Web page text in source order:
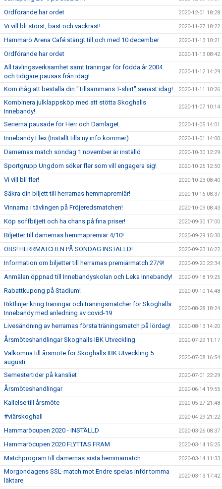
Ordförande har ordet 2020-12-01 18:28
Vi vill bli störst, bäst och vackrast! 2020-11-27 18:22
Hammarö Arena Café stängt till och med 10 december 2020-11-13 10:21
Ordförande har ordet 2020-11-13 08:42
All tävlingsverksamhet samt träningar för födda år 2004
och tidigare pausas från idag!
2020-11-12 14:29
Kom ihåg att beställa din "Tillsammans T-shirt" senast idag! 2020-11-11 10:26
Kombinera julklappsköp med att stötta Skoghalls
Innebandy!
2020-11-07 10:14
Serierna pausade för Herr och Damlaget 2020-11-05 14:01
Innebandy Flex (Inställt tills ny info kommer) 2020-11-01 14:00
Damernas match söndag 1 november är inställd 2020-10-30 12:29
Sportgrupp Ungdom söker fler som vill engagera sig! 2020-10-25 12:50
Vi vill bli fler! 2020-10-23 08:40
Säkra din biljett till herrarnas hemmapremiär! 2020-10-16 08:37
Vinnarna i tävlingen på Fröjeredsmatchen! 2020-10-09 08:43
Köp soffbiljett och ha chans på fina priser! 2020-09-30 17:00
Biljetter till damernas hemmapremiär 4/10! 2020-09-29 15:30
OBS! HERRMATCHEN PÅ SÖNDAG INSTÄLLD! 2020-09-23 16:22
Information om biljetter till herrarnas premiärmatch 27/9! 2020-09-20 22:34
Anmälan öppnad till Innebandyskolan och Leka Innebandy! 2020-09-18 19:25
Rabattkupong på Stadium! 2020-09-10 14:48
Riktlinjer kring träningar och träningsmatcher för Skoghalls
Innebandy med anledning av covid-19
2020-08-28 18:24
Livesändning av herrarnas första träningsmatch på lördag! 2020-08-13 14:20
Årsmöteshandlingar Skoghalls IBK Utveckling 2020-07-29 11:17
Välkomna till årsmöte för Skoghalls IBK Utveckling 5
augusti
2020-07-08 16:54
Semestertider på kansliet 2020-07-01 22:29
Årsmöteshandlingar 2020-06-14 19:55
Kallelse till årsmöte 2020-05-27 21:48
#viärskoghall 2020-04-29 21:22
Hammaröcupen 2020 - INSTÄLLD 2020-03-26 08:37
Hammaröcupen 2020 FLYTTAS FRAM 2020-03-14 15:25
Matchprogram till damernas sista hemmamatch 2020-03-14 11:33
Morgondagens SSL-match mot Endre spelas inför tomma
läktare
2020-03-13 17:42